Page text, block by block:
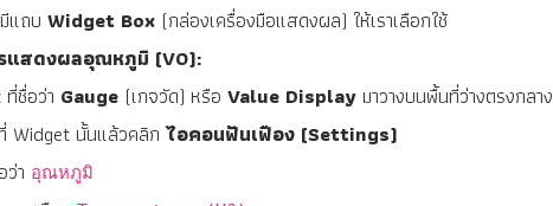
แถบ Widget Box (กล่องเครื่องมือแสดงผล) ให้เราเลือกใช้
แสดงผลอุณหภูมิ (V0):
ชื่อว่า Gauge (เกจวัด) หรือ Value Displayมาวางบนพื้นที่ว่างตรงกลาง
ที่ Widget นั้นแล้วคลิกไอคอนฟันเฟือง (Settings)
า อุณหภูมิ